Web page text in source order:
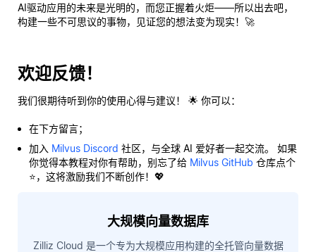
AI驱动应用的未来是光明的，而您正握着火炬——所以出去吧，
构建一些不可思议的事物，见证您的想法变为现实！🚀
欢迎反馈！
我们很期待听到你的使用心得与建议！ 🌟 你可以：
在下方留言；
加入 Milvus Discord 社区，与全球 AI 爱好者一起交流。 如果
你觉得本教程对你有帮助，别忘了给 Milvus GitHub 仓库点个
⭐，这将激励我们不断创作！💖
大规模向量数据库
Zilliz Cloud 是一个专为大规模应用构建的全托管向量数据